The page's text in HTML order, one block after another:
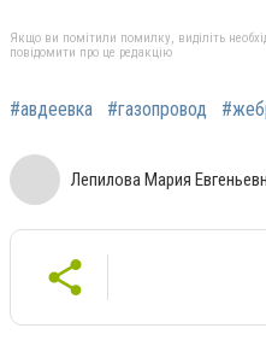
Якщо ви помітили помилку, виділіть
повідомити про це редакцію
#авдеевка #газопровод
Лепилова Мария